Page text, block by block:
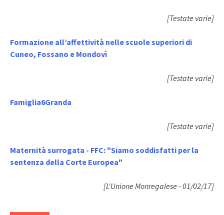
[Testate varie]
Formazione all’affettività nelle scuole superiori di
Cuneo, Fossano e Mondovì
[Testate varie]
Famiglia6Granda
[Testate varie]
Maternità surrogata - FFC: "Siamo soddisfatti per la
sentenza della Corte Europea"
[L'Unione Monregalese - 01/02/17]